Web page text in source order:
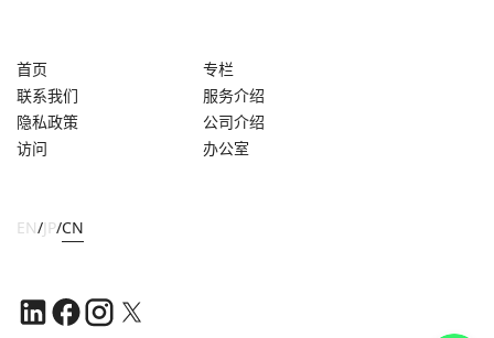
首页
专栏
联系我们
服务介绍
隐私政策
公司介绍
访问
办公室
EN/JP/CN